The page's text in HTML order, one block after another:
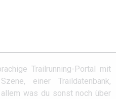
Trailrunning-Portal mit
einer Traildatenbank,
was du sonst noch über